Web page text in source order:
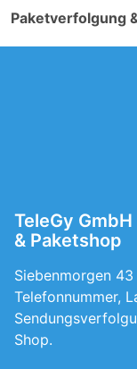
Paketverfolgung
TeleGy
& Paketshop
Siebenmorgen
Telefonnummer,
Shop.